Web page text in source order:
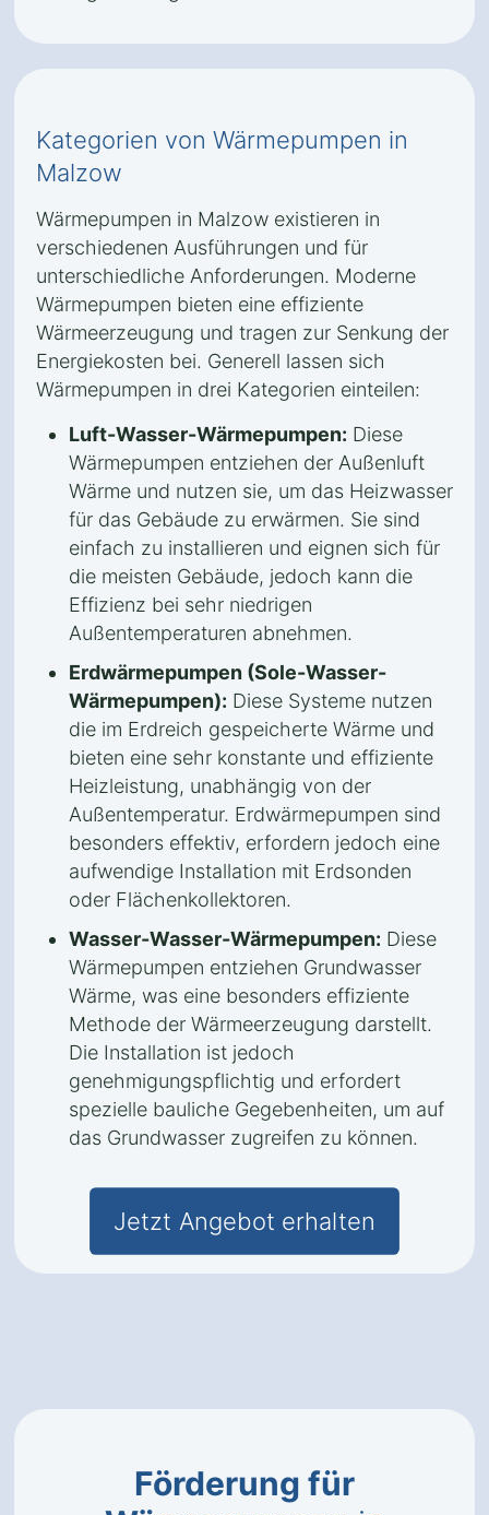
Kategorien von Wärmepumpen in
Malzow
Wärmepumpen in Malzow existieren in
verschiedenen Ausführungen und für
unterschiedliche Anforderungen. Moderne
Wärmepumpen bieten eine effiziente
Wärmeerzeugung und tragen zur Senkung der
Energiekosten bei. Generell lassen sich
Wärmepumpen in drei Kategorien einteilen:
Luft-Wasser-Wärmepumpen: Diese
Wärmepumpen entziehen der Außenluft
Wärme und nutzen sie, um das Heizwasser
für das Gebäude zu erwärmen. Sie sind
einfach zu installieren und eignen sich für
die meisten Gebäude, jedoch kann die
Effizienz bei sehr niedrigen
Außentemperaturen abnehmen.
Erdwärmepumpen (Sole-Wasser-
Wärmepumpen): Diese Systeme nutzen
die im Erdreich gespeicherte Wärme und
bieten eine sehr konstante und effiziente
Heizleistung, unabhängig von der
Außentemperatur. Erdwärmepumpen sind
besonders effektiv, erfordern jedoch eine
aufwendige Installation mit Erdsonden
oder Flächenkollektoren.
Wasser-Wasser-Wärmepumpen: Diese
Wärmepumpen entziehen Grundwasser
Wärme, was eine besonders effiziente
Methode der Wärmeerzeugung darstellt.
Die Installation ist jedoch
genehmigungspflichtig und erfordert
spezielle bauliche Gegebenheiten, um auf
das Grundwasser zugreifen zu können.
Jetzt Angebot erhalten
Förderung für